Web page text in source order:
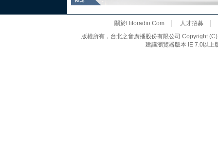
關於Hitoradio.Com│ 人才招募
版權所有，台北之音廣播股份有限公司 Copyright
建議瀏覽器版本 IE 7.0以上